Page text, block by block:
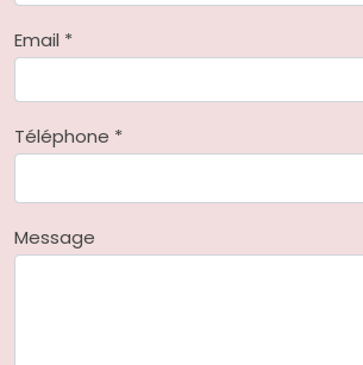
Email *
Téléphone *
Message